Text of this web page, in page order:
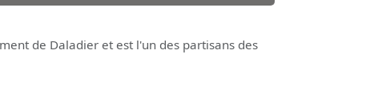
de Daladier et est l'un des partisans des